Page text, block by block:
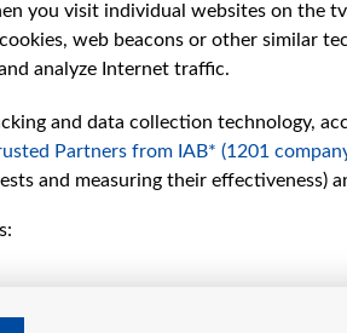
Як нас глядзець
Узнагароды
Міжнародная супраца
Ціск з боку ўладаў
Беларусі
Як нас падтрымаць
you visit individual websites on the
web beacons or other similar
analyze Internet traffic.
and data collection technology,
Partners from IAB* (1201
and measuring their effectiveness)